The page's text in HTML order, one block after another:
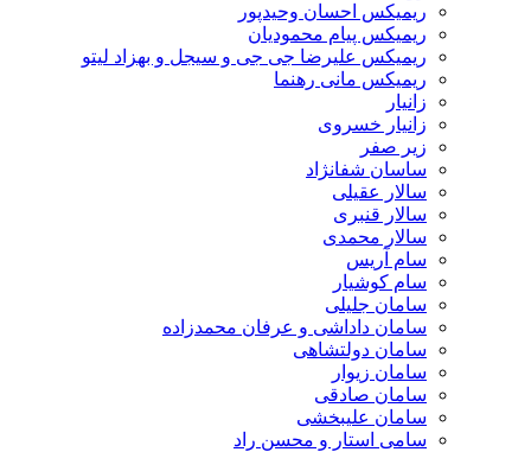
ریمیکس احسان وحیدپور
ریمیکس پیام محمودیان
ریمیکس علیرضا جی جی و سیجل و بهزاد لیتو
ریمیکس مانی رهنما
زانیار خسروی
ساسان شفانژاد
سالار عقیلی
سالار قنبری
سالار محمدی
سام آریس
سام کوشیار
سامان جلیلی
سامان داداشی و عرفان محمدزاده
سامان دولتشاهی
سامان زیوار
سامان صادقی
سامان علیبخشی
سامی استار و محسن راد